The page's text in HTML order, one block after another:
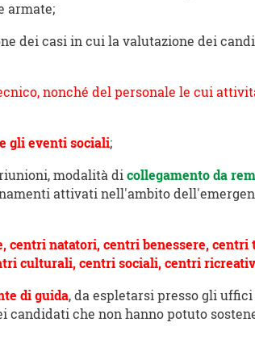
armate;
dei casi in cui la valutazione dei
nonché del personale le cui
gli eventi sociali;
modalità di collegamento da
attivati nell'ambito
centri natatori, centri benessere, centri
culturali, centri sociali, centri
di guida, da espletarsi presso gli
che non hanno potuto